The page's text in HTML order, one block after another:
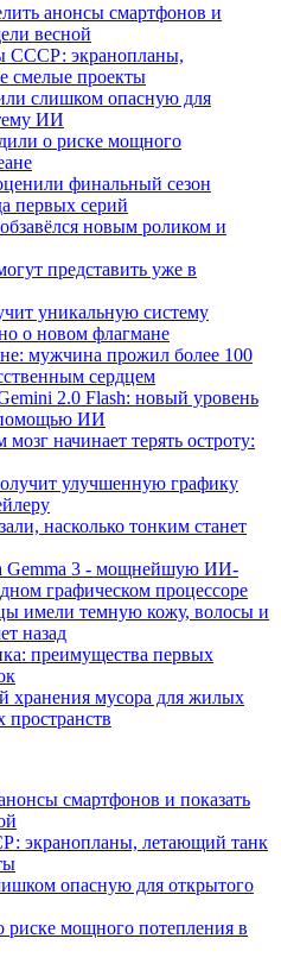
анонсы смартфонов и
весной
СССР: экранопланы,
смелые проекты
слишком опасную для
ИИ
о риске мощного
финальный сезон
первых серий
новым роликом и
представить уже в
уникальную систему
о новом флагмане
мужчина прожил более 100
сердцем
2.0 Flash: новый уровень
помощью ИИ
мозг начинает терять остроту:
улучшенную графику
насколько тонким станет
Gemma 3 - мощнейшую ИИ-
графическом процессоре
имели темную кожу, волосы и
назад
преимущества первых
хранения мусора для жилых
пространств
смартфонов и показать
экранопланы, летающий танк
опасную для открытого
мощного потепления в